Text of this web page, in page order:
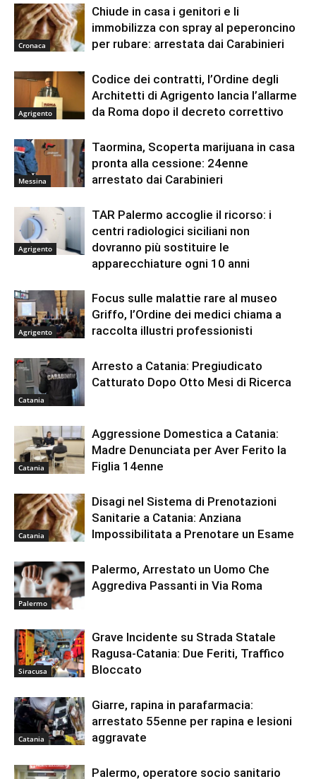
Cronaca
Chiude in casa i genitori e li
immobilizza con spray al peperoncino
per rubare: arrestata dai Carabinieri
Agrigento
Codice dei contratti, l’Ordine degli
Architetti di Agrigento lancia l’allarme
da Roma dopo il decreto correttivo
Messina
Taormina, Scoperta marijuana in casa
pronta alla cessione: 24enne
arrestato dai Carabinieri
Agrigento
TAR Palermo accoglie il ricorso: i
centri radiologici siciliani non
dovranno più sostituire le
apparecchiature ogni 10 anni
Agrigento
Focus sulle malattie rare al museo
Griffo, l’Ordine dei medici chiama a
raccolta illustri professionisti
Catania
Arresto a Catania: Pregiudicato
Catturato Dopo Otto Mesi di Ricerca
Catania
Aggressione Domestica a Catania:
Madre Denunciata per Aver Ferito la
Figlia 14enne
Catania
Disagi nel Sistema di Prenotazioni
Sanitarie a Catania: Anziana
Impossibilitata a Prenotare un Esame
Palermo
Palermo, Arrestato un Uomo Che
Aggrediva Passanti in Via Roma
Siracusa
Grave Incidente su Strada Statale
Ragusa-Catania: Due Feriti, Traffico
Bloccato
Catania
Giarre, rapina in parafarmacia:
arrestato 55enne per rapina e lesioni
aggravate
Palermo, operatore socio sanitario